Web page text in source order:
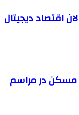
اقتصاد دیجیتال
مسکن در مراسم